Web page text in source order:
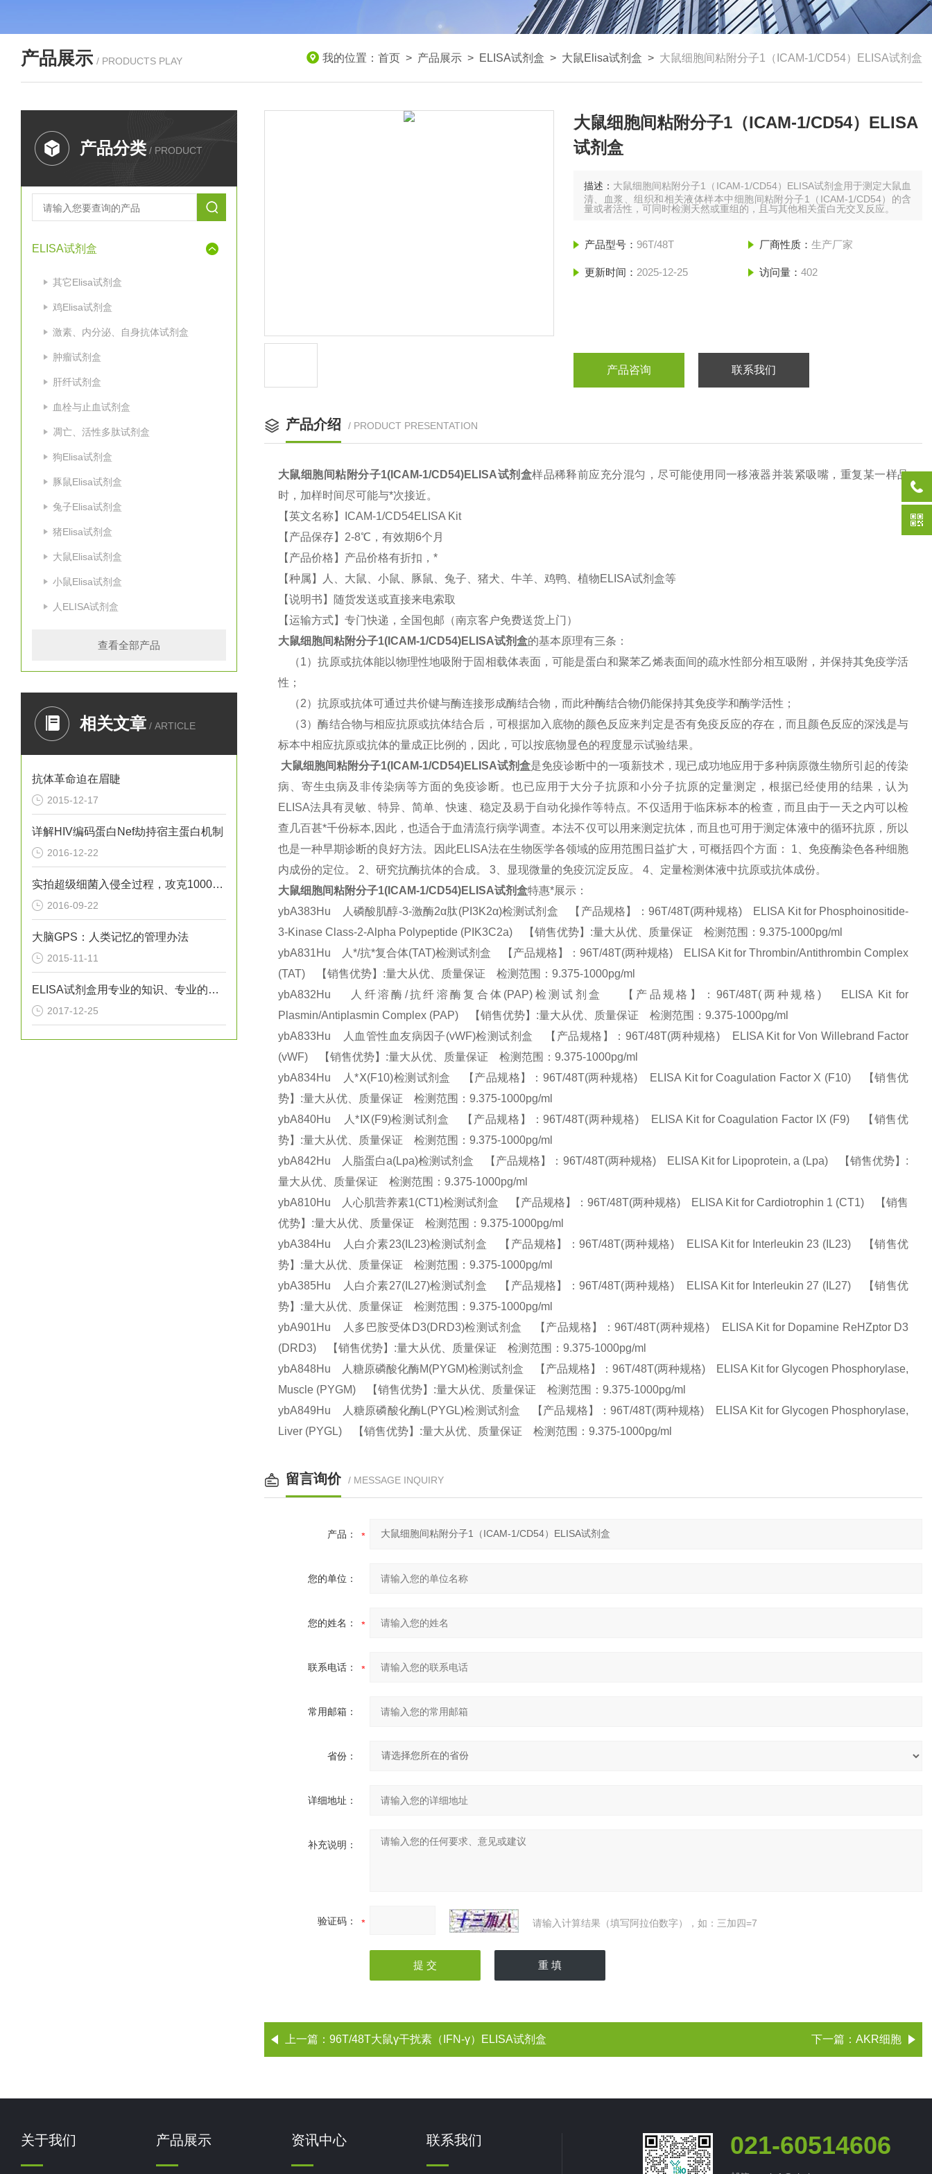
产品展示 / PRODUCTS PLAY 我的位置： 首页 > 产品展示 > ELISA试剂盒 > 大鼠Elisa试剂盒 > 大鼠细胞间粘附分子1（ICAM-1/CD54）ELISA试剂盒
产品分类 / PRODUCT
ELISA试剂盒
其它Elisa试剂盒
鸡Elisa试剂盒
激素、内分泌、自身抗体试剂盒
肿瘤试剂盒
肝纤试剂盒
血栓与止血试剂盒
凋亡、活性多肽试剂盒
狗Elisa试剂盒
豚鼠Elisa试剂盒
兔子Elisa试剂盒
猪Elisa试剂盒
大鼠Elisa试剂盒
小鼠Elisa试剂盒
人ELISA试剂盒
查看全部产品
相关文章 / ARTICLE
抗体革命迫在眉睫
2015-12-17
详解HIV编码蛋白Nef劫持宿主蛋白机制
2016-12-22
实拍超级细菌入侵全过程，攻克1000倍浓度抗生素只需十天
2016-09-22
大脑GPS：人类记忆的管理办法
2015-11-11
ELISA试剂盒用专业的知识、专业的设备
2017-12-25
大鼠细胞间粘附分子1（ICAM-1/CD54）ELISA
试剂盒
描述： 大鼠细胞间粘附分子1（ICAM-1/CD54）ELISA试剂盒用于测定大鼠血
清、血浆、组织和相关液体样本中细胞间粘附分子1（ICAM-1/CD54）的含
量或者活性，可同时检测天然或重组的，且与其他相关蛋白无交叉反应。
产品型号： 96T/48T 厂商性质： 生产厂家
更新时间： 2025-12-25 访问量： 402
产品咨询 联系我们
产品介绍 / PRODUCT PRESENTATION
大鼠细胞间粘附分子1(ICAM-1/CD54)ELISA试剂盒样品稀释前应充分混匀，尽可能使用同一移液器并装紧吸嘴，重复某一样品
时，加样时间尽可能与*次接近。
【英文名称】
ICAM-1/CD54ELISA Kit
【产品保存】2-8℃，有效期6个月
【产品价格】产品价格有折扣，*
【种属】人、大鼠、小鼠、豚鼠、兔子、猪犬、牛羊、鸡鸭、植物ELISA试剂盒等
【说明书】随货发送或直接来电索取
【运输方式】专门快递，全国包邮（南京客户免费送货上门）
大鼠细胞间粘附分子1(ICAM-1/CD54)ELISA试剂盒的基本原理有三条：
（1）抗原或抗体能以物理性地吸附于固相载体表面，可能是蛋白和聚苯乙烯表面间的疏水性部分相互吸附，并保持其免疫学活
性；
（2）抗原或抗体可通过共价键与酶连接形成酶结合物，而此种酶结合物仍能保持其免疫学和酶学活性；
（3）酶结合物与相应抗原或抗体结合后，可根据加入底物的颜色反应来判定是否有免疫反应的存在，而且颜色反应的深浅是与
标本中相应抗原或抗体的量成正比例的，因此，可以按底物显色的程度显示试验结果。
大鼠细胞间粘附分子1(ICAM-1/CD54)ELISA试剂盒是免疫诊断中的一项新技术，现已成功地应用于多种病原微生物所引起的传染
病、寄生虫病及非传染病等方面的免疫诊断。也已应用于大分子抗原和小分子抗原的定量测定，根据已经使用的结果，认为
ELISA法具有灵敏、特异、简单、快速、稳定及易于自动化操作等特点。不仅适用于临床标本的检查，而且由于一天之内可以检
查几百甚*千份标本,因此，也适合于血清流行病学调查。本法不仅可以用来测定抗体，而且也可用于测定体液中的循环抗原，所以
也是一种早期诊断的良好方法。因此ELISA法在生物医学各领域的应用范围日益扩大，可概括四个方面： 1、免疫酶染色各种细胞
内成份的定位。 2、研究抗酶抗体的合成。 3、显现微量的免疫沉淀反应。 4、定量检测体液中抗原或抗体成份。
大鼠细胞间粘附分子1(ICAM-1/CD54)ELISA试剂盒特惠*展示：
ybA383Hu 人磷酸肌醇-3-激酶2α肽(PI3K2α)检测试剂盒 【产品规格】：96T/48T(两种规格) ELISA Kit for Phosphoinositide-
3-Kinase Class-2-Alpha Polypeptide (PIK3C2a) 【销售优势】:量大从优、质量保证 检测范围：9.375-1000pg/ml
ybA831Hu 人*/抗*复合体(TAT)检测试剂盒 【产品规格】：96T/48T(两种规格) ELISA Kit for Thrombin/Antithrombin Complex
(TAT) 【销售优势】:量大从优、质量保证 检测范围：9.375-1000pg/ml
ybA832Hu 人纤溶酶/抗纤溶酶复合体(PAP)检测试剂盒 【产品规格】：96T/48T(两种规格) ELISA Kit for
Plasmin/Antiplasmin Complex (PAP) 【销售优势】:量大从优、质量保证 检测范围：9.375-1000pg/ml
ybA833Hu 人血管性血友病因子(vWF)检测试剂盒 【产品规格】：96T/48T(两种规格) ELISA Kit for Von Willebrand Factor
(vWF) 【销售优势】:量大从优、质量保证 检测范围：9.375-1000pg/ml
ybA834Hu 人*Ⅹ(F10)检测试剂盒 【产品规格】：96T/48T(两种规格) ELISA Kit for Coagulation Factor X (F10) 【销售优
势】:量大从优、质量保证 检测范围：9.375-1000pg/ml
ybA840Hu 人*Ⅸ(F9)检测试剂盒 【产品规格】：96T/48T(两种规格) ELISA Kit for Coagulation Factor IX (F9) 【销售优
势】:量大从优、质量保证 检测范围：9.375-1000pg/ml
ybA842Hu 人脂蛋白a(Lpa)检测试剂盒 【产品规格】：96T/48T(两种规格) ELISA Kit for Lipoprotein, a (Lpa) 【销售优势】:
量大从优、质量保证 检测范围：9.375-1000pg/ml
ybA810Hu 人心肌营养素1(CT1)检测试剂盒 【产品规格】：96T/48T(两种规格) ELISA Kit for Cardiotrophin 1 (CT1) 【销售
优势】:量大从优、质量保证 检测范围：9.375-1000pg/ml
ybA384Hu 人白介素23(IL23)检测试剂盒 【产品规格】：96T/48T(两种规格) ELISA Kit for Interleukin 23 (IL23) 【销售优
势】:量大从优、质量保证 检测范围：9.375-1000pg/ml
ybA385Hu 人白介素27(IL27)检测试剂盒 【产品规格】：96T/48T(两种规格) ELISA Kit for Interleukin 27 (IL27) 【销售优
势】:量大从优、质量保证 检测范围：9.375-1000pg/ml
ybA901Hu 人多巴胺受体D3(DRD3)检测试剂盒 【产品规格】：96T/48T(两种规格) ELISA Kit for Dopamine ReHZptor D3
(DRD3) 【销售优势】:量大从优、质量保证 检测范围：9.375-1000pg/ml
ybA848Hu 人糖原磷酸化酶M(PYGM)检测试剂盒 【产品规格】：96T/48T(两种规格) ELISA Kit for Glycogen Phosphorylase,
Muscle (PYGM) 【销售优势】:量大从优、质量保证 检测范围：9.375-1000pg/ml
ybA849Hu 人糖原磷酸化酶L(PYGL)检测试剂盒 【产品规格】：96T/48T(两种规格) ELISA Kit for Glycogen Phosphorylase,
Liver (PYGL) 【销售优势】:量大从优、质量保证 检测范围：9.375-1000pg/ml
留言询价 / MESSAGE INQUIRY
产品：
您的单位：
您的姓名：
联系电话：
常用邮箱：
省份：
详细地址：
补充说明：
验证码： 请输入计算结果（填写阿拉伯数字），如：三加四=7
上一篇： 96T/48T大鼠γ干扰素（IFN-γ）ELISA试剂盒 下一篇： AKR细胞
关于我们 产品展示 资讯中心 联系我们 021-60514606